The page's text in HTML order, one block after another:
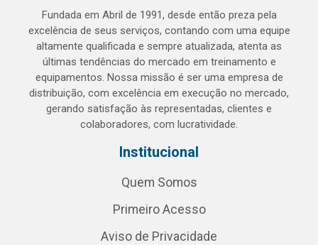
Fundada em Abril de 1991, desde então preza pela
excelência de seus serviços, contando com uma equipe
altamente qualificada e sempre atualizada, atenta as
últimas tendências do mercado em treinamento e
equipamentos. Nossa missão é ser uma empresa de
distribuição, com excelência em execução no mercado,
gerando satisfação às representadas, clientes e
colaboradores, com lucratividade.
Institucional
Quem Somos
Primeiro Acesso
Aviso de Privacidade